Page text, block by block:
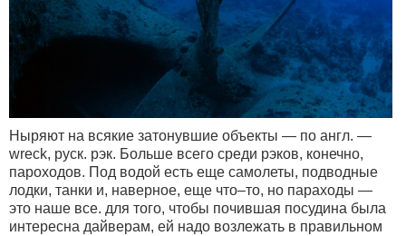
Ныряют на всякие затонувшие объекты — по англ. —
wreck, руск. рэк. Больше всего среди рэков, конечно,
пароходов. Под водой есть еще самолеты, подводные
лодки, танки и, наверное, еще что–то, но параходы —
это наше все. для того, чтобы почившая посудина была
интересна дайверам, ей надо возлежать в правильном